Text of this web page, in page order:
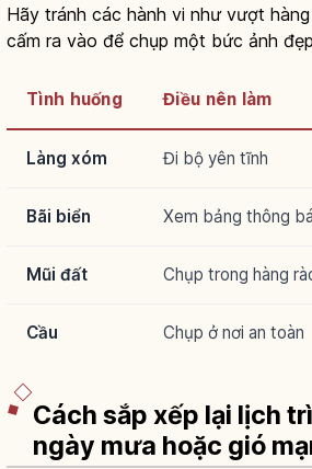
Hãy tránh các hành vi như vượt
cấm ra vào để chụp một bức ảnh
Tình huống Điều nên làm
Làng xóm Đi bộ yên tĩnh
Bãi biển Xem bảng thông
Mũi đất Chụp trong hàng
Cầu Chụp ở nơi an toàn
Cách sắp xếp lại lịch
ngày mưa hoặc gió